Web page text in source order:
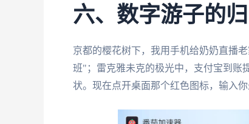
六、数字游子的
京都的樱花树下，我用手机给奶奶直播
班"；雷克雅未克的极光中，支付宝到
状。现在点开桌面那个红色图标，输入